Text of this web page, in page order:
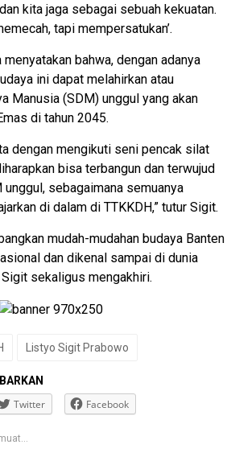
kita jaga sebagai sebuah kekuatan.
tapi mempersatukan’.
bahwa, dengan adanya
ini dapat melahirkan atau
Manusia (SDM) unggul yang akan
di tahun 2045.
dengan mengikuti seni pencak silat
bisa terbangun dan terwujud
sebagaimana semuanya
di dalam di TTKKDH,” tutur Sigit.
mudah-mudahan budaya Banten
dan dikenal sampai di dunia
sekaligus mengakhiri.
Listyo Sigit Prabowo
Twitter Facebook